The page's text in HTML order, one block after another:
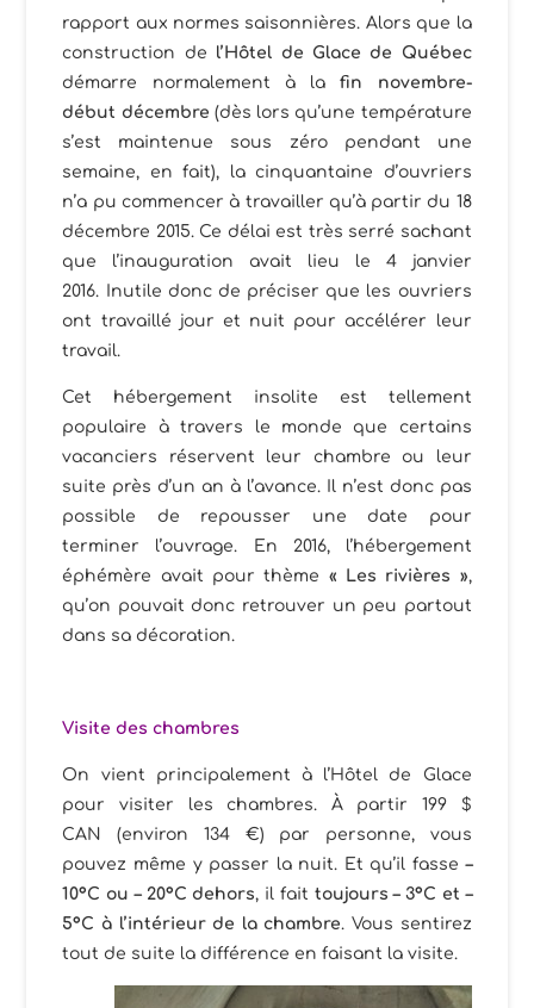
rapport aux normes saisonnières. Alors que la
construction de l’Hôtel de Glace de Québec
démarre normalement à lafin novembre-
début décembre (dès lors qu’une température
s’est maintenue sous zéro pendant une
semaine, en fait), la cinquantaine d’ouvriers
n’a pu commencer à travailler qu’à partir du 18
décembre 2015. Ce délai est très serré sachant
que l’inauguration avait lieu le 4 janvier
2016. Inutile donc de préciser que les ouvriers
ont travaillé jour et nuit pour accélérer leur
travail.
Cet hébergement insolite est tellement
populaire à travers le monde que certains
vacanciers réservent leur chambre ou leur
suite près d’un an à l’avance. Il n’est donc pas
possible de repousser une date pour
terminer l’ouvrage. En 2016, l’hébergement
éphémère avait pour thème « Les rivières »,
qu’on pouvait donc retrouver un peu partout
dans sa décoration.
Visite des chambres
On vient principalement à l’Hôtel de Glace
pour visiter les chambres. À partir 199 $
CAN (environ 134 €) par personne, vous
pouvez même y passer la nuit. Et qu’il fasse–
10°C ou – 20°C dehors, il fait toujours – 3°C et –
5°C à l’intérieur de la chambre. Vous sentirez
tout de suite la différence en faisant la visite.